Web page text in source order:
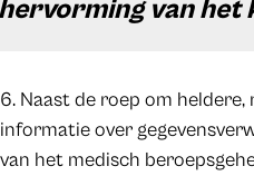
van het
6. Naast de roep om
informatie over
van het medisch